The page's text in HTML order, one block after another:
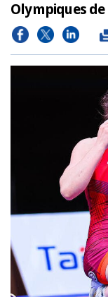
Olympiques de